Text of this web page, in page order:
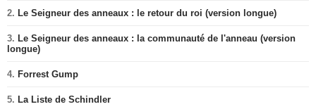
2. Le Seigneur des anneaux : le retour du roi (version longue)
3. Le Seigneur des anneaux : la communauté de l'anneau (version
longue)
4. Forrest Gump
5. La Liste de Schindler